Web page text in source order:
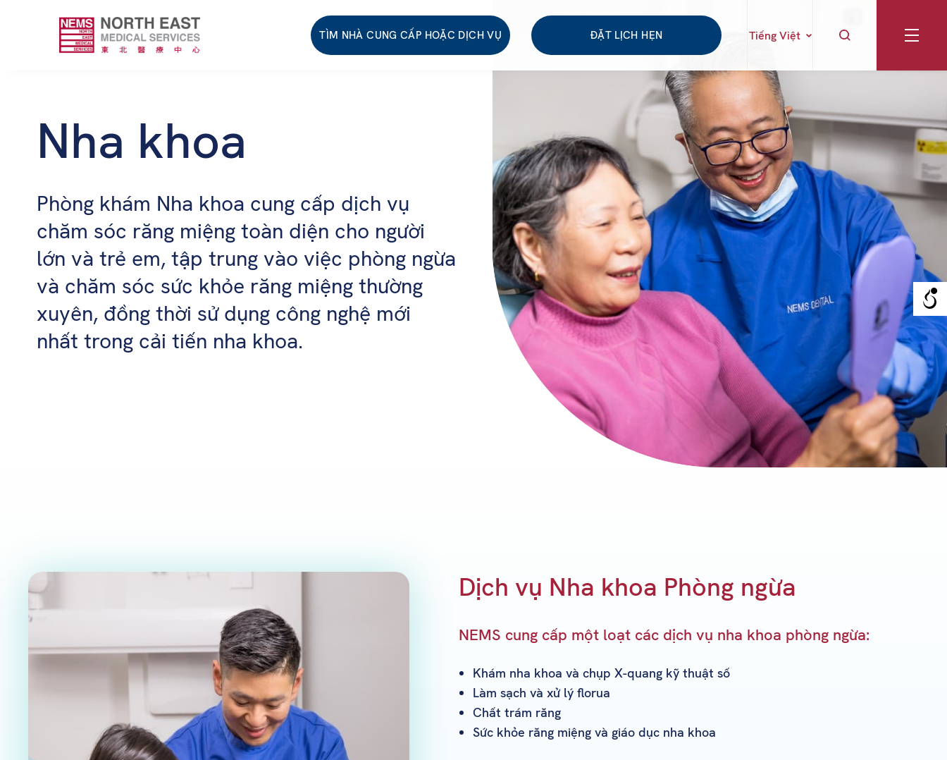
TÌM NHÀ CUNG CẤP HOẶC DỊCH VỤ ĐẶT LỊCH HẸN Tiếng Việt
Nha khoa
Phòng khám Nha khoa cung cấp dịch vụ
chăm sóc răng miệng toàn diện cho người
lớn và trẻ em, tập trung vào việc phòng ngừa
và chăm sóc sức khỏe răng miệng thường
xuyên, đồng thời sử dụng công nghệ mới
nhất trong cải tiến nha khoa.
Dịch vụ Nha khoa Phòng ngừa
NEMS cung cấp một loạt các dịch vụ nha khoa phòng ngừa:
Khám nha khoa và chụp X-quang kỹ thuật số
Làm sạch và xử lý florua
Chất trám răng
Sức khỏe răng miệng và giáo dục nha khoa